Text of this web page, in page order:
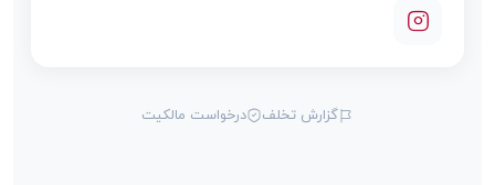
گزارش تخلف درخواست مالکیت